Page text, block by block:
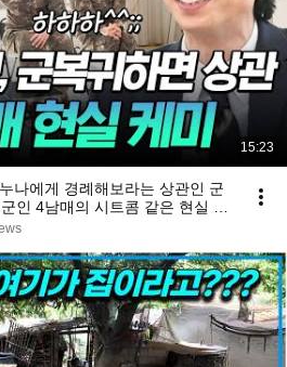
15:23
나에게 경례해보라는 상관인 군
인 4남매의 시트콤 같은 현실 남